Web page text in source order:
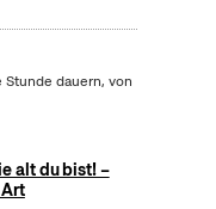
dauern, von
alt du bist! –